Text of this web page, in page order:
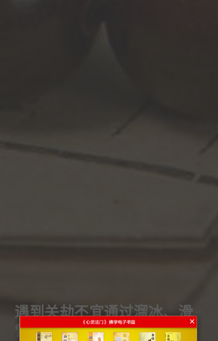
遇到关劫不宜通过溜冰、滑
雪等摔跤来消业
×